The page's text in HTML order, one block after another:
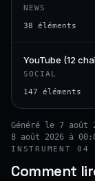
NEWS
38 éléments
YouTube (12
SOCIAL
147 éléments
Généré le 7 août
8 août 2026 à
INSTRUMENT 04
Comment